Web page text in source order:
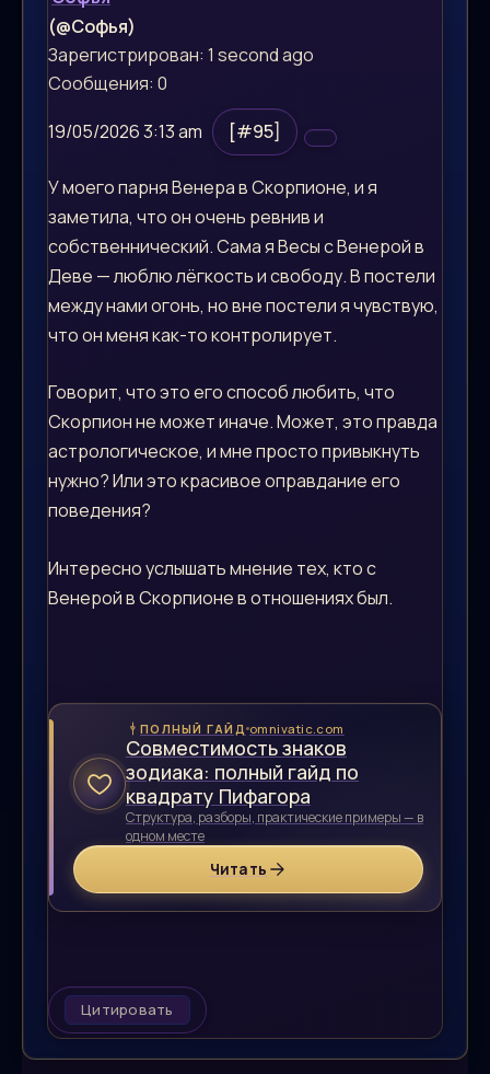
(@Софья)
Зарегистрирован: 1 second ago
Сообщения: 0
19/05/2026 3:13 am
[#95]
У моего парня Венера в Скорпионе, и я
заметила, что он очень ревнив и
собственнический. Сама я Весы с Венерой в
Деве — люблю лёгкость и свободу. В постели
между нами огонь, но вне постели я чувствую,
что он меня как-то контролирует.
Говорит, что это его способ любить, что
Скорпион не может иначе. Может, это правда
астрологическое, и мне просто привыкнуть
нужно? Или это красивое оправдание его
поведения?
Интересно услышать мнение тех, кто с
Венерой в Скорпионе в отношениях был.
ПОЛНЫЙ ГАЙД omnivatic.com
Совместимость знаков
зодиака: полный гайд по
квадрату Пифагора
Структура, разборы, практические примеры — в
одном месте
Читать
Цитировать